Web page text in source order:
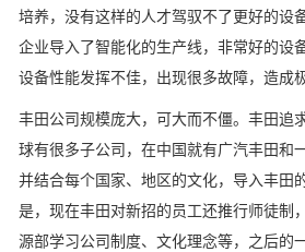
培养，没有这样的人才驾驭不了更好的设
企业导入了智能化的生产线，非常好的设
设备性能发挥不佳，出现很多故障，造成
丰田公司规模庞大，可大而不僵。丰田追
球有很多子公司，在中国就有广汽丰田和
并结合每个国家、地区的文化，导入丰田
是，现在丰田对新招的员工还推行师徒制
源部学习公司制度、文化理念等，之后的